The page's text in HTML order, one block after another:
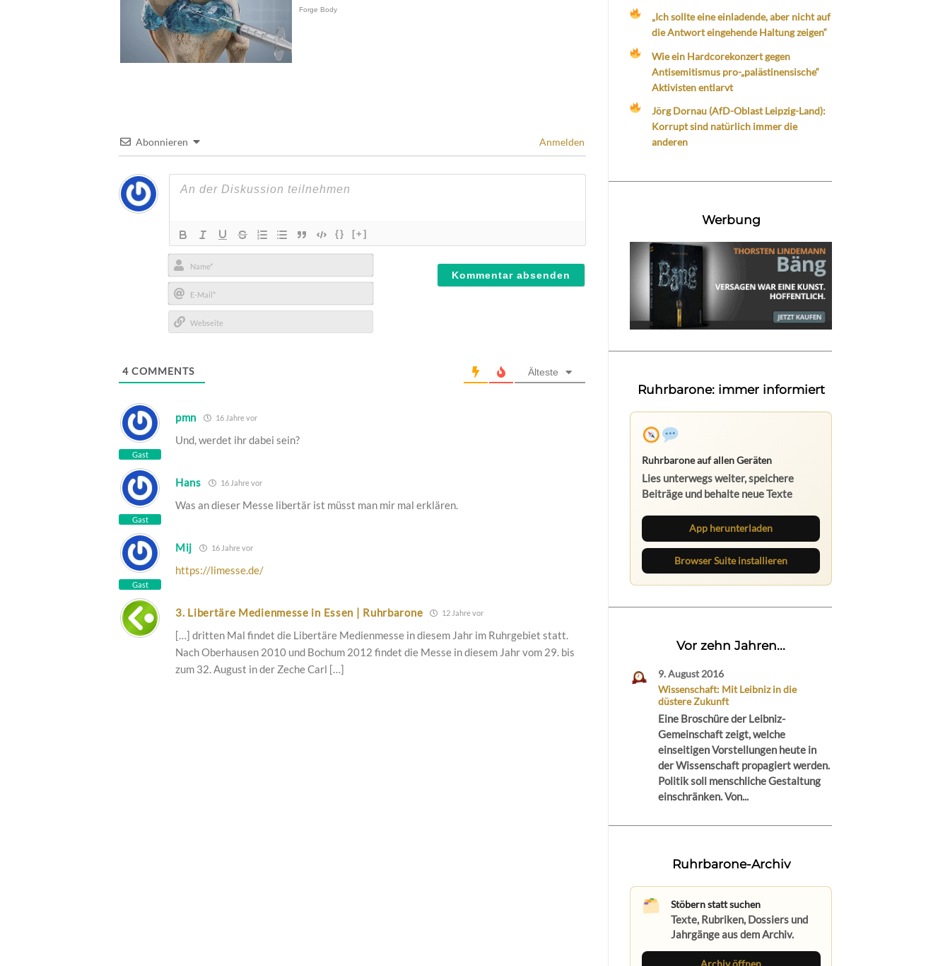
Abonnieren Anmelden
{} [+]
Name*
E-
Mail*
4 COMMENTS Älteste
Gast
pmn 16 Jahre vor
Und, werdet ihr dabei sein?
Gast
Hans 16 Jahre vor
Was an dieser Messe libertär ist müsst man mir mal erklären.
Gast
Mij 16 Jahre vor
https://limesse.de/
3. Libertäre Medienmesse in Essen | Ruhrbarone 12 Jahre vor
[…] dritten Mal findet die Libertäre Medienmesse in diesem Jahr im Ruhrgebiet statt.
Nach Oberhausen 2010 und Bochum 2012 findet die Messe in diesem Jahr vom 29. bis
zum 32. August in der Zeche Carl […]
„Ich sollte eine einladende, aber nicht auf
die Antwort eingehende Haltung zeigen“
Wie ein Hardcorekonzert gegen
Antisemitismus pro-„palästinensische“
Aktivisten entlarvt
Jörg Dornau (AfD-Oblast Leipzig-Land):
Korrupt sind natürlich immer die
anderen
Werbung
Ruhrbarone: immer informiert
Ruhrbarone auf allen Geräten
Lies unterwegs weiter, speichere
Beiträge und behalte neue Texte
App herunterladen
Browser Suite installieren
Vor zehn Jahren...
9. August 2016
Wissenschaft: Mit Leibniz in die
düstere Zukunft
Eine Broschüre der Leibniz-
Gemeinschaft zeigt, welche
einseitigen Vorstellungen heute in
der Wissenschaft propagiert werden.
Politik soll menschliche Gestaltung
einschränken. Von...
Ruhrbarone-Archiv
Stöbern statt suchen
Texte, Rubriken, Dossiers und
Jahrgänge aus dem Archiv.
Archiv öffnen